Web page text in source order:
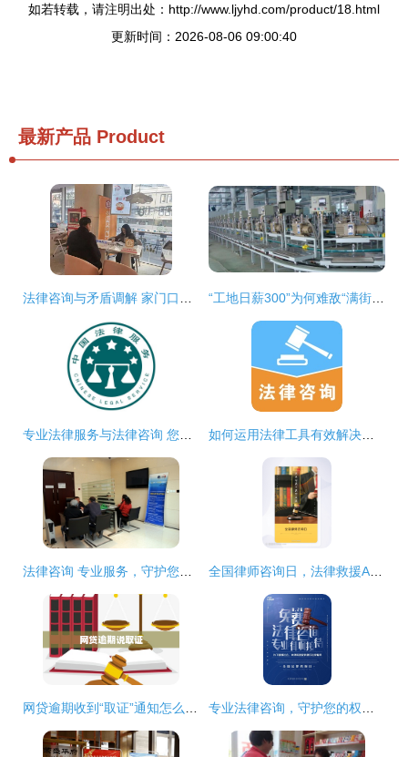
如若转载，请注明出处：http://www.ljyhd.com/product/18.html
更新时间：2026-08-06 09:00:40
最新产品 Product